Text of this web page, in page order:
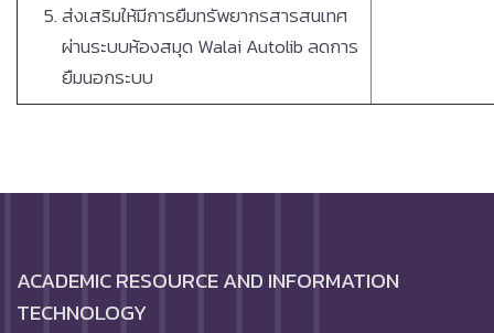
ส่งเสริมให้มีการยืมทรัพยากรสารสนเทศ
ผ่านระบบห้องสมุด Walai Autolib ลดการ
ยืมนอกระบบ
ACADEMIC RESOURCE AND INFORMATION
TECHNOLOGY